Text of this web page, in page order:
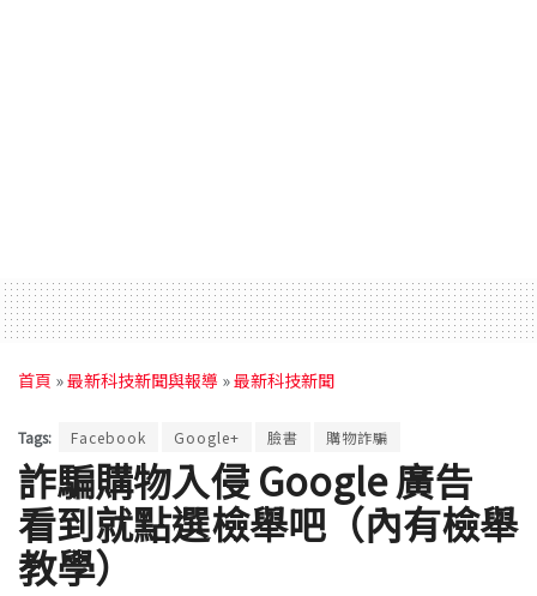
首頁 »最新科技新聞與報導 »最新科技新聞
Tags: Facebook Google+ 臉書 購物詐騙
詐騙購物入侵 Google 廣告
看到就點選檢舉吧（內有檢舉
教學）